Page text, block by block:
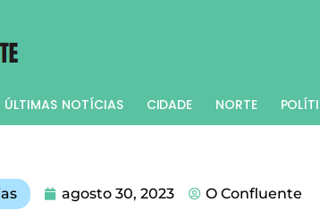
ÚLTIMAS NOTÍCIAS CIDADE NORTE
agosto 30, 2023 O Confluente